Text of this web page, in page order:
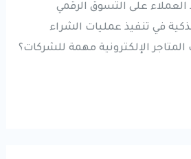
العملاء على التسوق الرقمي
في تنفيذ عمليات الشراء
الإلكترونية مهمة للشركات؟